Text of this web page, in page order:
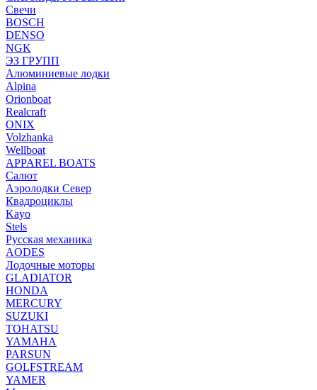
Свечи
BOSCH
DENSO
NGK
ЭЗ ГРУПП
Алюминиевые лодки
Alpina
Orionboat
Realcraft
ONIX
Volzhanka
Wellboat
АPPAREL BOATS
Салют
Аэролодки Север
Квадроциклы
Kayo
Stels
Русская механика
AODES
Лодочные моторы
GLADIATOR
HONDA
MERCURY
SUZUKI
TOHATSU
YAMAHA
PARSUN
GOLFSTREAM
YAMER